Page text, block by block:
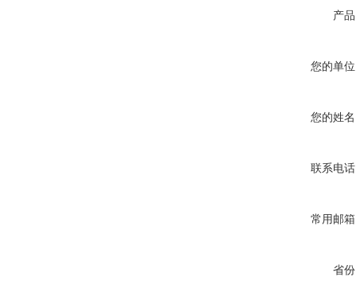
产
您的单
您的姓
联系电
常用邮
省